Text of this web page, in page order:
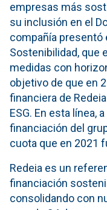
empresas más
su inclusión en el
compañía presentó
Sostenibilidad, que
medidas con
objetivo de que en
financiera de
ESG. En esta línea,
financiación del
cuota que en 2021
Redeia es un
financiación
consolidando con